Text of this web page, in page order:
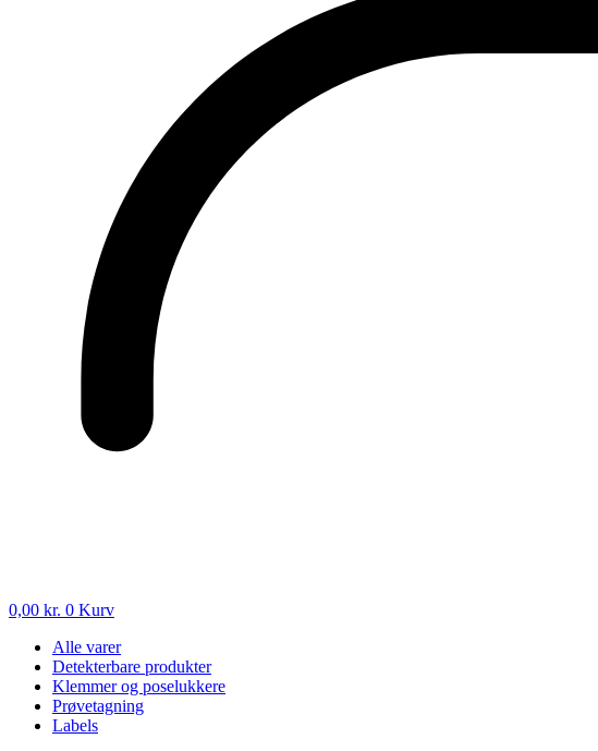
0,00 kr. 0 Kurv
Alle varer
Detekterbare produkter
Klemmer og poselukkere
Prøvetagning
Labels